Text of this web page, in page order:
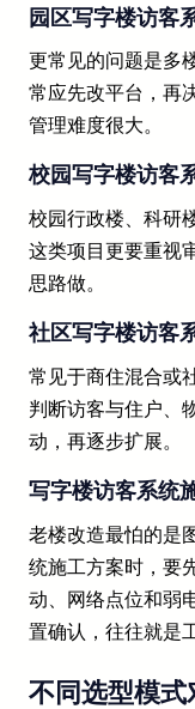
园区写字楼访客
更常见的问题是多
常应先改平台，再
管理难度很大。
校园写字楼访客
校园行政楼、科研
这类项目更要重视
思路做。
社区写字楼访客
常见于商住混合或
判断访客与住户、
动，再逐步扩展。
写字楼访客系统
老楼改造最怕的是
统施工方案时，要
动、网络点位和弱
置确认，往往就是
不同选型模式